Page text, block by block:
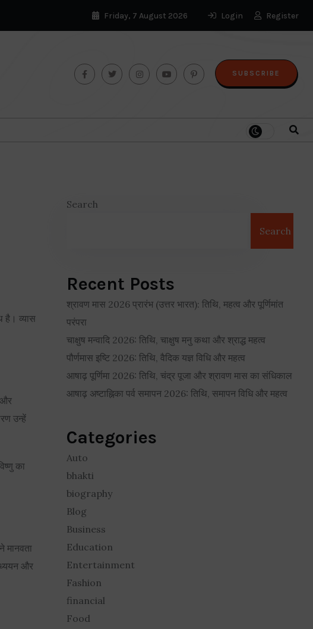
Friday, 7 August 2026 Login Register
SUBSCRIBE
है। व्यास
और
उन्हें
का
मानवता
और
Search
Search
Recent Posts
श्रावण मास 2026 प्रारंभ (उत्तर भारत): तिथि, महत्व और पूर्णिमांत
परंपरा
चाक्षुष मन्वादि 2026: तिथि, चाक्षुष मनु कथा और श्राद्ध महत्व
पौर्णमास इष्टि 2026: तिथि, वैदिक यज्ञ विधि और महत्व
आषाढ़ पूर्णिमा 2026: तिथि, चंद्र पूजा और श्रावण मास का संधिकाल
आषाढ़ अष्टाह्निका पर्व समापन 2026: तिथि, समापन विधि और महत्व
Categories
Auto
bhakti
biography
Blog
Business
Education
Entertainment
Fashion
financial
Food